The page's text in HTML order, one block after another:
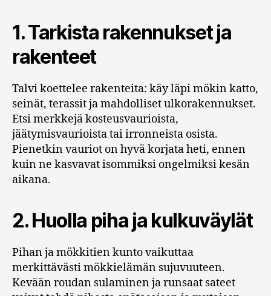
1. Tarkista rakennukset ja
rakenteet
Talvi koettelee rakenteita: käy läpi mökin katto,
seinät, terassit ja mahdolliset ulkorakennukset.
Etsi merkkejä kosteusvaurioista,
jäätymisvaurioista tai irronneista osista.
Pienetkin vauriot on hyvä korjata heti, ennen
kuin ne kasvavat isommiksi ongelmiksi kesän
aikana.
2. Huolla piha ja kulkuväylät
Pihan ja mökkitien kunto vaikuttaa
merkittävästi mökkielämän sujuvuuteen.
Kevään roudan sulaminen ja runsaat sateet